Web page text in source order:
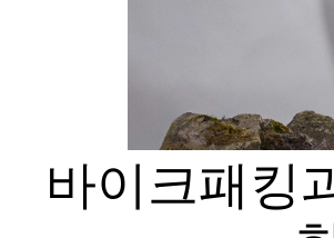
바이크패킹